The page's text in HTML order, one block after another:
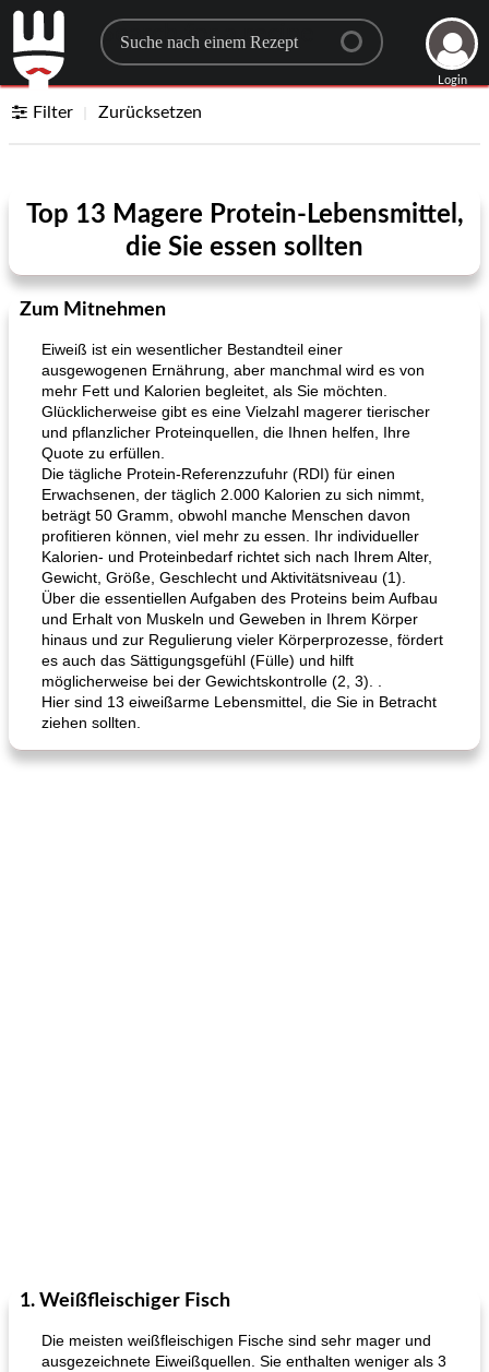
Search for a recipe
Login
Filter Zurücksetzen
Top 13 Magere Protein-Lebensmittel,
die Sie essen sollten
Zum Mitnehmen
Eiweiß ist ein wesentlicher Bestandteil einer
ausgewogenen Ernährung, aber manchmal wird es von
mehr Fett und Kalorien begleitet, als Sie möchten.
Glücklicherweise gibt es eine Vielzahl magerer tierischer
und pflanzlicher Proteinquellen, die Ihnen helfen, Ihre
Quote zu erfüllen.
Die tägliche Protein-Referenzzufuhr (RDI) für einen
Erwachsenen, der täglich 2.000 Kalorien zu sich nimmt,
beträgt 50 Gramm, obwohl manche Menschen davon
profitieren können, viel mehr zu essen. Ihr individueller
Kalorien- und Proteinbedarf richtet sich nach Ihrem Alter,
Gewicht, Größe, Geschlecht und Aktivitätsniveau (1).
Über die essentiellen Aufgaben des Proteins beim Aufbau
und Erhalt von Muskeln und Geweben in Ihrem Körper
hinaus und zur Regulierung vieler Körperprozesse, fördert
es auch das Sättigungsgefühl (Fülle) und hilft
möglicherweise bei der Gewichtskontrolle (2, 3). .
Hier sind 13 eiweißarme Lebensmittel, die Sie in Betracht
ziehen sollten.
1. Weißfleischiger Fisch
Die meisten weißfleischigen Fische sind sehr mager und
ausgezeichnete Eiweißquellen. Sie enthalten weniger als 3